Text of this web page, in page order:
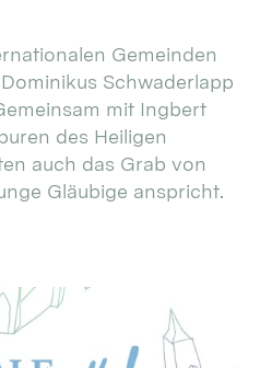
Gemeinden
Schwaderlapp
mit Ingbert
des Heiligen
auch das Grab von
Gläubige anspricht.